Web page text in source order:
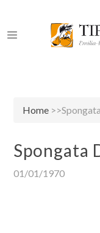
Home
Spongata
01/01/1970